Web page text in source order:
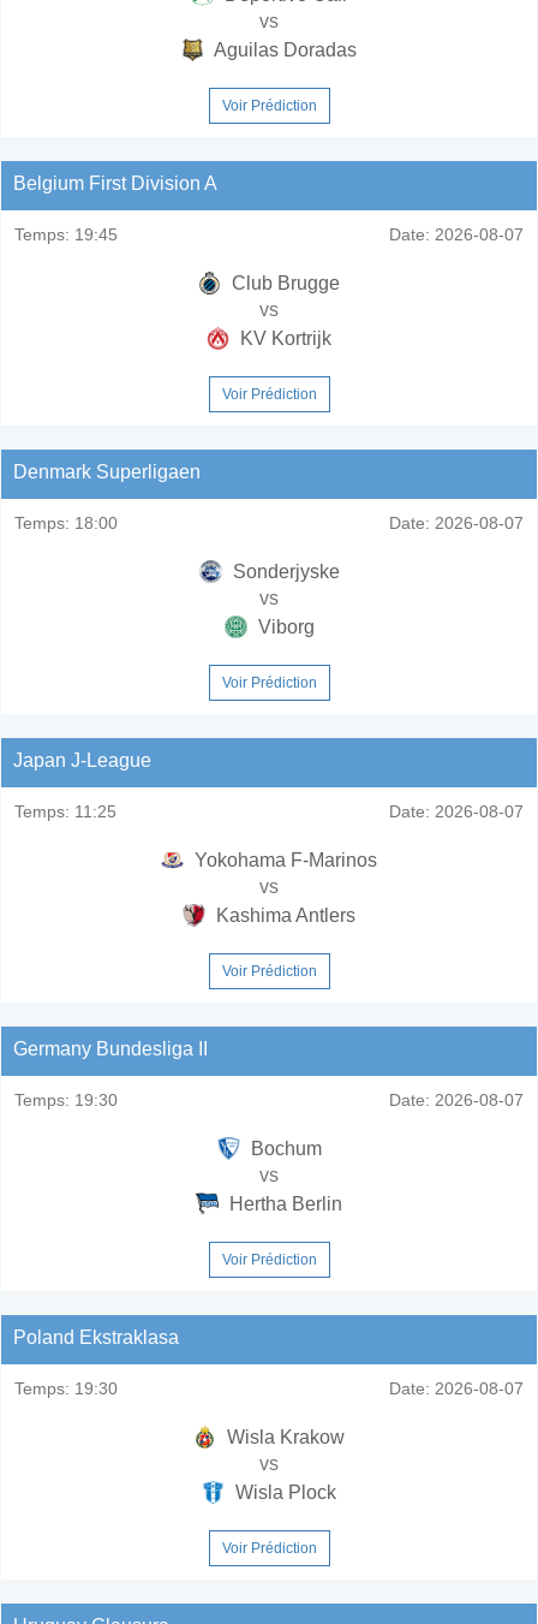
vs
Aguilas Doradas
Voir Prédiction
Belgium First Division A
Temps: 19:45 Date: 2026-08-07
Club Brugge
vs
KV Kortrijk
Voir Prédiction
Denmark Superligaen
Temps: 18:00 Date: 2026-08-07
Sonderjyske
vs
Viborg
Voir Prédiction
Japan J-League
Temps: 11:25 Date: 2026-08-07
Yokohama F-Marinos
vs
Kashima Antlers
Voir Prédiction
Germany Bundesliga II
Temps: 19:30 Date: 2026-08-07
Bochum
vs
Hertha Berlin
Voir Prédiction
Poland Ekstraklasa
Temps: 19:30 Date: 2026-08-07
Wisla Krakow
vs
Wisla Plock
Voir Prédiction